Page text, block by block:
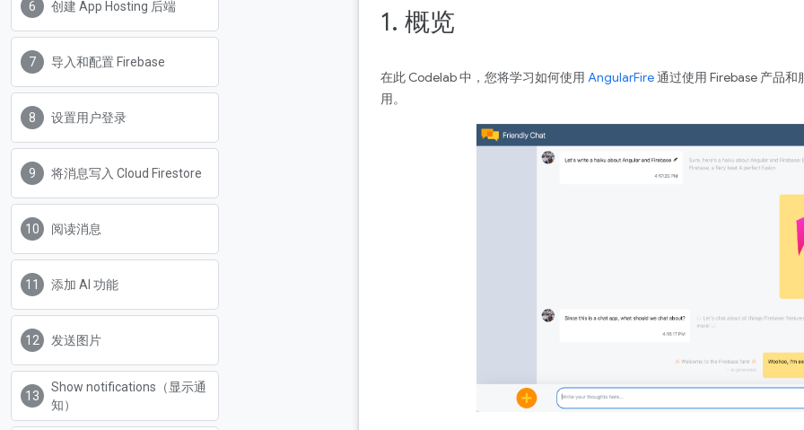
创建 App Hosting 后端
导入和配置 Firebase
设置用户登录
将消息写入 Cloud Firestore
阅读消息
添加 AI 功能
发送图片
Show notifications（显示通
知）
1. 概览
在此 Codelab 中，您将学习如何使用 AngularFire通过使用 Firebase 产品
用。